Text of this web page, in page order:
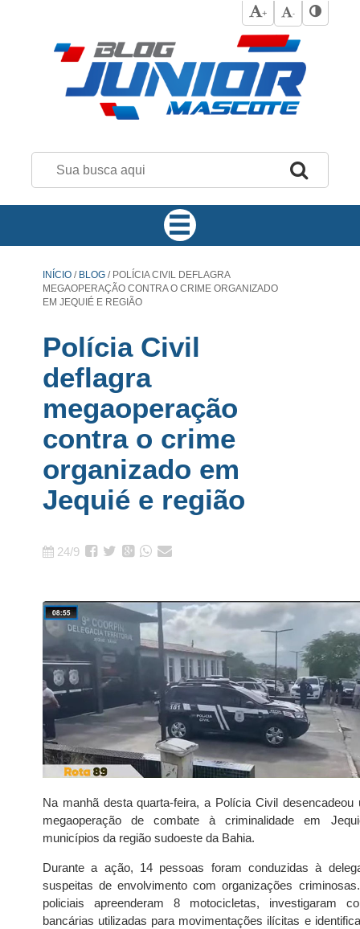
+ -
INÍCIO / BLOG /POLÍCIA CIVIL DEFLAGRA
MEGAOPERAÇÃO CONTRA O CRIME ORGANIZADO
EM JEQUIÉ E REGIÃO
Polícia Civil
deflagra
megaoperação
contra o crime
organizado em
Jequié e região
24/9
Na manhã desta quarta-feira, a Polícia Civil desencadeou
megaoperação de combate à criminalidade em
municípios da região sudoeste da Bahia.
Durante a ação, 14 pessoas foram conduzidas à
suspeitas de envolvimento com organizações
policiais apreenderam 8 motocicletas, investigaram
bancárias utilizadas para movimentações ilícitas e